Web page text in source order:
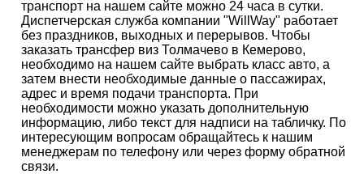
транспорт на нашем сайте можно 24 часа в сутки.
Диспетчерская служба компании "WillWay" работает
без праздников, выходных и перерывов. Чтобы
заказать трансфер виз Толмачево в Кемерово,
необходимо на нашем сайте выбрать класс авто, а
затем внести необходимые данные о пассажирах,
адрес и время подачи транспорта. При
необходимости можно указать дополнительную
информацию, либо текст для надписи на табличку. По
интересующим вопросам обращайтесь к нашим
менеджерам по телефону или через форму обратной
связи.